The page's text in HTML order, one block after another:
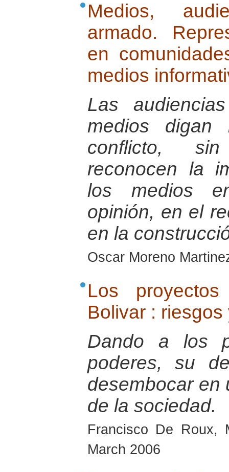
Medios,
armado.
en
medios
Las
medios
conflicto,
reconocen la
los medios
opinión, en el
en la
Oscar Moreno
Los
Bolivar :
Dando a los
poderes, su
desembocar en
de la sociedad.
Francisco De Roux,
March 2006